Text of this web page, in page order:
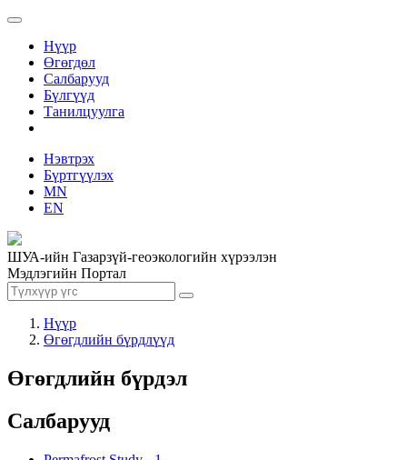
Нүүр
Өгөгдөл
Салбарууд
Бүлгүүд
Танилцуулга
Нэвтрэх
Бүртгүүлэх
MN
EN
ШУА-ийн Газарзүй-геоэкологийн хүрээлэн
Мэдлэгийн Портал
Нүүр
Өгөгдлийн бүрдлүүд
Өгөгдлийн бүрдэл
Салбарууд